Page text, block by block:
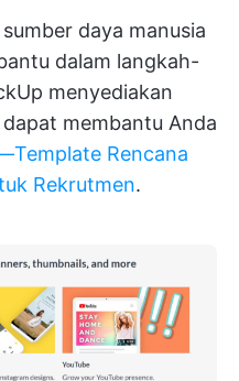
daya manusia
dalam langkah-
menyediakan
membantu Anda
Rencana
Rekrutmen.